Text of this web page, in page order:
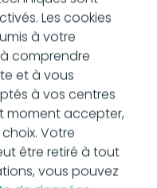
!
Les cookies
à votre
comprendre
et à vous
à vos centres
moment accepter,
Votre
être retiré à tout
vous pouvez